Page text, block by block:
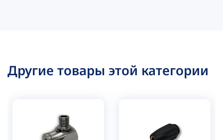
Другие товары этой категории